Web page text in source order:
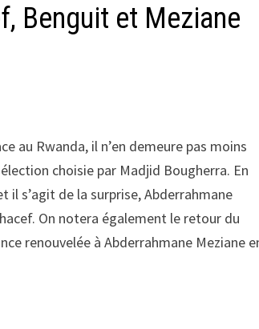
Benguit et Meziane
au Rwanda, il n’en demeure pas moins
choisie par Madjid Bougherra. En
il s’agit de la surprise, Abderrahmane
On notera également le retour du
renouvelée à Abderrahmane Meziane